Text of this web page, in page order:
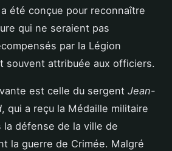
été conçue pour reconnaître
qui ne seraient pas
par la Légion
souvent attribuée aux officiers.
est celle du sergent Jean-
, qui a reçu la Médaille militaire
la défense de la ville de
la guerre de Crimée. Malgré